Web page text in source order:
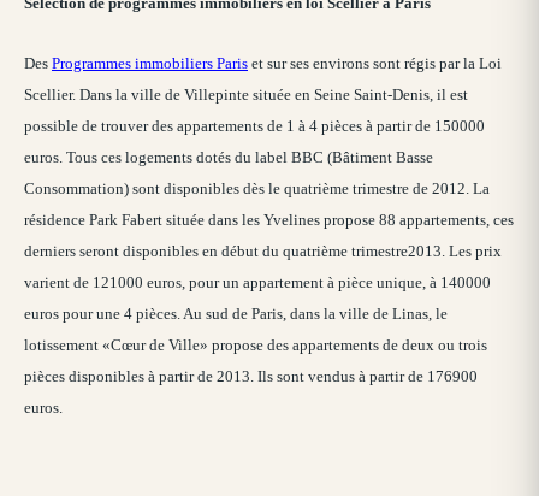
Des Programmes immobiliers Paris et sur ses environs sont régis par la Loi
Scellier. Dans la ville de Villepinte située en Seine Saint-Denis, il est
possible de trouver des appartements de 1 à 4 pièces à partir de 150000
euros. Tous ces logements dotés du label BBC (Bâtiment Basse
Consommation) sont disponibles dès le quatrième trimestre de 2012. La
résidence Park Fabert située dans les Yvelines propose 88 appartements, ces
derniers seront disponibles en début du quatrième trimestre2013. Les prix
varient de 121000 euros, pour un appartement à pièce unique, à 140000
euros pour une 4 pièces. Au sud de Paris, dans la ville de Linas, le
lotissement «Cœur de Ville» propose des appartements de deux ou trois
pièces disponibles à partir de 2013. Ils sont vendus à partir de 176900
euros.